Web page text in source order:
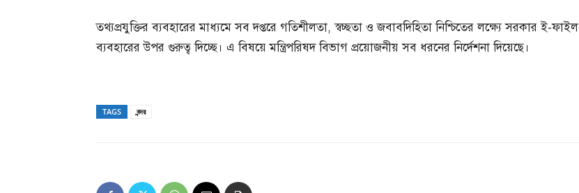
তথ্যপ্রযুক্তির ব্যবহারের মাধ্যমে সব দপ্তরে গতিশীলতা, স্বচ্ছতা ও জবাবদিহিতা নিশ্চিতের লক্ষ্যে সরকার ই-ফাইল
ব্যবহারের উপর গুরুত্ব দিচ্ছে। এ বিষয়ে মন্ত্রিপরিষদ বিভাগ প্রয়োজনীয় সব ধরনের নির্দেশনা দিয়েছে।
TAGS বন্দর